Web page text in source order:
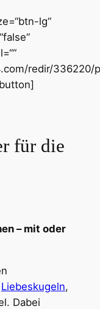
lg“
redir/336220/
für die
– mit oder
Liebeskugeln,
Dabei